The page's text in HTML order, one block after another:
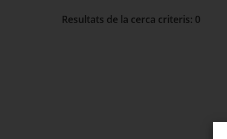
Resultats de la cerca criteris: 0